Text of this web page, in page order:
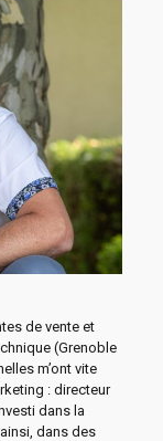
de vente et
(Grenoble
m’ont vite
: directeur
dans la
dans des